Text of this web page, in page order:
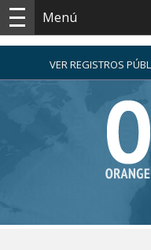
Menú
VER REGISTROS